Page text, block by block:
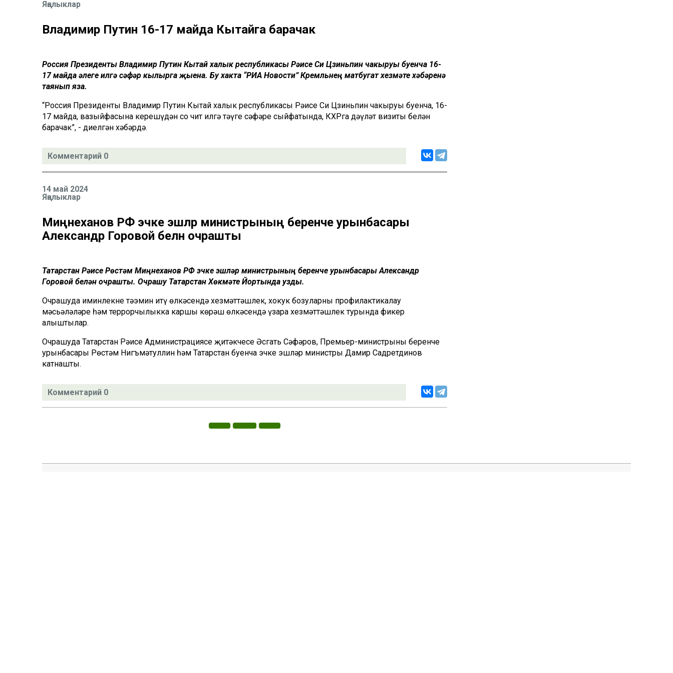
Яңалыклар
Владимир Путин 16-17 майда Кытайга барачак
Россия Президенты Владимир Путин Кытай халык республикасы Рәисе Си Цзиньпин чакыруы буенча 16-
17 майда әлеге илгә сәфәр кылырга җыена. Бу хакта “РИА Новости” Кремльнең матбугат хезмәте хәбәренә
таянып яза.
“Россия Президенты Владимир Путин Кытай халык республикасы Рәисе Си Цзиньпин чакыруы буенча, 16-
17 майда, вазыйфасына керешүдән соң чит илгә тәүге сәфәре сыйфатында, КХРга дәүләт визиты белән
барачак”, - диелгән хәбәрдә.
Комментарий 0
14 май 2024
Яңалыклар
Миңнеханов РФ эчке эшләр министрының беренче урынбасары
Александр Горовой белән очрашты
Татарстан Рәисе Рөстәм Миңнеханов РФ эчке эшләр министрының беренче урынбасары Александр
Горовой белән очрашты. Очрашу Татарстан Хөкүмәте Йортында узды.
Очрашуда иминлекне тәэмин итү өлкәсендә хезмәттәшлек, хокук бозуларны профилактикалау
мәсьәләләре һәм террорчылыкка каршы көрәш өлкәсендә үзара хезмәттәшлек турында фикер
алыштылар.
Очрашуда Татарстан Рәисе Администрациясе җитәкчесе Әсгать Сәфәров, Премьер-министрының беренче
урынбасары Рөстәм Нигъмәтуллин һәм Татарстан буенча эчке эшләр министры Дамир Садретдинов
катнашты.
Комментарий 0